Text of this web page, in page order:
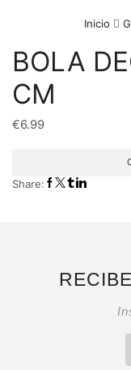
Inicio
BOLA
CM
€6.99
Share: